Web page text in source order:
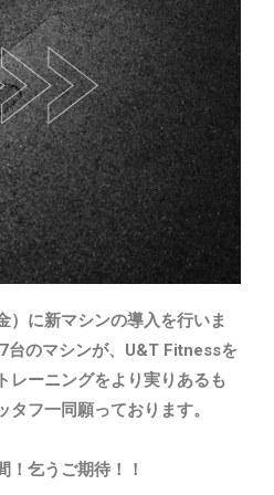
）に新マシンの導入を行いま
台のマシンが、U&T Fitnessを
レーニングをより実りあるも
フ一同願っております。
！乞うご期待！！